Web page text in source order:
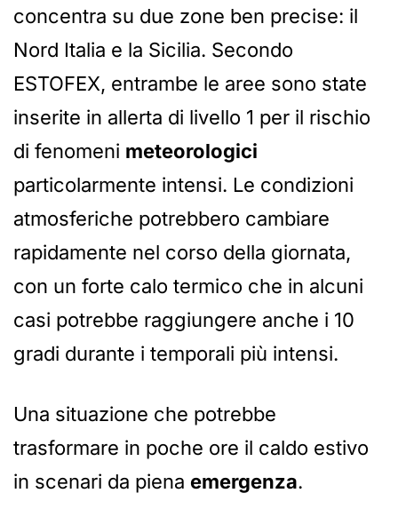
concentra su due zone ben precise: il
Nord Italia e la Sicilia. Secondo
ESTOFEX, entrambe le aree sono state
inserite in allerta di livello 1 per il rischio
di fenomeni meteorologici
particolarmente intensi. Le condizioni
atmosferiche potrebbero cambiare
rapidamente nel corso della giornata,
con un forte calo termico che in alcuni
casi potrebbe raggiungere anche i 10
gradi durante i temporali più intensi.
Una situazione che potrebbe
trasformare in poche ore il caldo estivo
in scenari da piena emergenza.